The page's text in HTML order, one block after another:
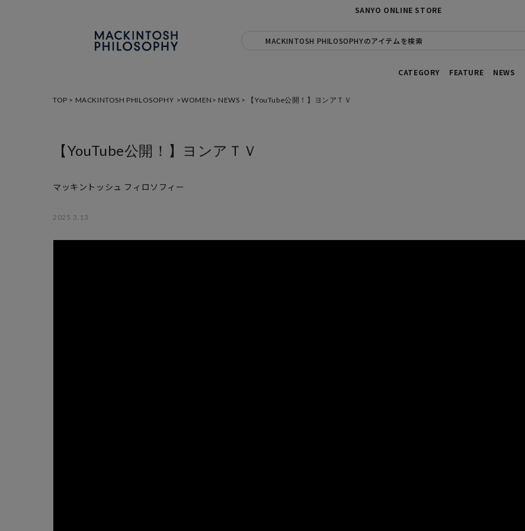
SANYO ONLINE STORE
MACKINTOSH PHILOSOPHYのアイテムを検索
CATEGORY FEATURE NEWS
TOP > MACKINTOSH PHILOSOPHY >WOMEN > NEWS > 【YouTube公開！】ヨンアＴＶ
【YouTube公開！】ヨンアＴＶ
マッキントッシュ フィロソフィー
2025.3.13